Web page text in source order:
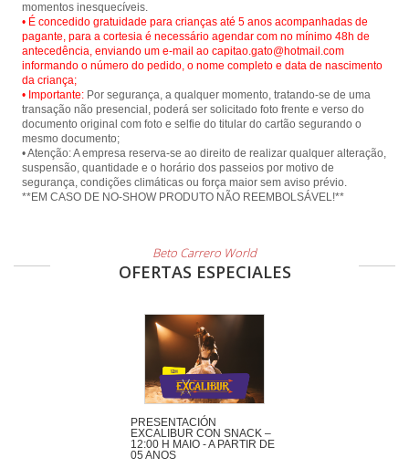
• É concedido gratuidade para crianças até 5 anos acompanhadas de
pagante, para a cortesia é necessário agendar com no mínimo 48h de
antecedência, enviando um e-mail ao capitao.gato@hotmail.com
informando o número do pedido, o nome completo e data de nascimento
da criança;
• Importante: Por segurança, a qualquer momento, tratando-se de uma
transação não presencial, poderá ser solicitado foto frente e verso do
documento original com foto e selfie do titular do cartão segurando o
mesmo documento;
• Atenção: A empresa reserva-se ao direito de realizar qualquer alteração,
suspensão, quantidade e o horário dos passeios por motivo de
segurança, condições climáticas ou força maior sem aviso prévio.
Beto Carrero World
OFERTAS ESPECIALES
PRESENTACIÓN
EXCALIBUR CON SNACK –
12:00 H MAIO - A PARTIR DE
05 ANOS